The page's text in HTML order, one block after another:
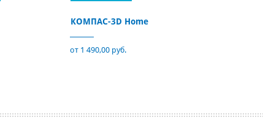
КОМПАС-3D Home
от 1 490,00 руб.